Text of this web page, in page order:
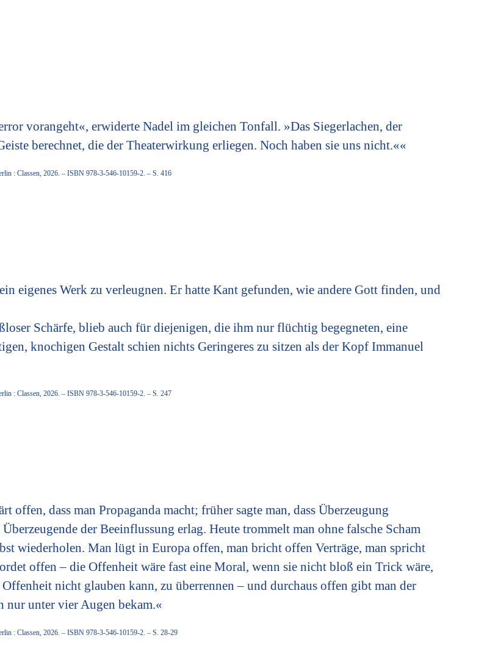
vorangeht«, erwiderte Nadel im gleichen Tonfall. »Das Siegerlachen, der
berechnet, die der Theaterwirkung erliegen. Noch haben sie uns nicht.««
: Classen, 2026. – ISBN 978-3-546-10159-2. – S. 416
eigenes Werk zu verleugnen. Er hatte Kant gefunden, wie andere Gott finden, und
Schärfe, blieb auch für diejenigen, die ihm nur flüchtig begegneten, eine
knochigen Gestalt schien nichts Geringeres zu sitzen als der Kopf Immanuel
: Classen, 2026. – ISBN 978-3-546-10159-2. – S. 247
dass man Propaganda macht; früher sagte man, dass Überzeugung
der Beeinflussung erlag. Heute trommelt man ohne falsche Scham
wiederholen. Man lügt in Europa offen, man bricht offen Verträge, man spricht
offen – die Offenheit wäre fast eine Moral, wenn sie nicht bloß ein Trick wäre,
nicht glauben kann, zu überrennen – und durchaus offen gibt man der
nur unter vier Augen bekam.«
: Classen, 2026. – ISBN 978-3-546-10159-2. – S. 28-29